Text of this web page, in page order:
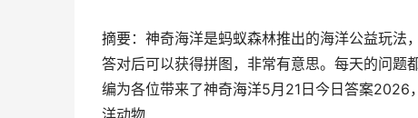
摘要：神奇海洋是蚂蚁森林推出的海洋公益玩法
答对后可以获得拼图，非常有意思。每天的问题
编为各位带来了神奇海洋5月21日今日答案